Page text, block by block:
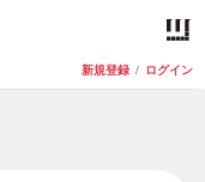
新規登録 / ログイン